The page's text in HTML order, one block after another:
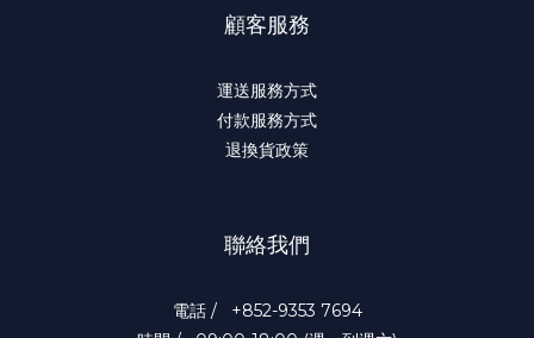
顧客服務
運送服務方式
付款服務方式
退換貨政策
聯絡我們
電話 / +852-9353 7694